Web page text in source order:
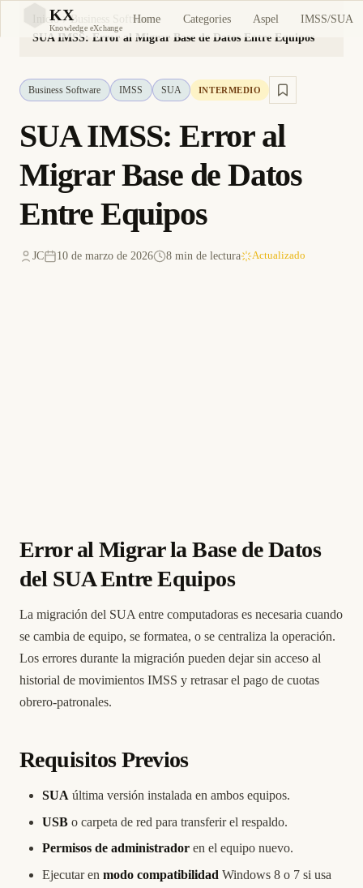
KX
Knowledge eXchange
Home Categories Aspel IMSS/SUA
Inicio
Business Software
SUA IMSS: Error al Migrar Base de Datos Entre Equipos
Business Software IMSS SUA INTERMEDIO
SUA IMSS: Error al
Migrar Base de Datos
Entre Equipos
JC 10 de marzo de 2026 8 min de lectura Actualizado
Error al Migrar la Base de Datos
del SUA Entre Equipos
La migración del SUA entre computadoras es necesaria cuando
se cambia de equipo, se formatea, o se centraliza la operación.
Los errores durante la migración pueden dejar sin acceso al
historial de movimientos IMSS y retrasar el pago de cuotas
obrero-patronales.
Requisitos Previos
SUA última versión instalada en ambos equipos.
USB o carpeta de red para transferir el respaldo.
Permisos de administrador en el equipo nuevo.
Ejecutar en modo compatibilidad Windows 8 o 7 si usa